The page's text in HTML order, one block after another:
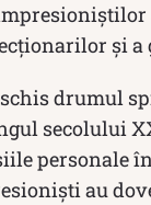
și
drumul
secolului
personale
au